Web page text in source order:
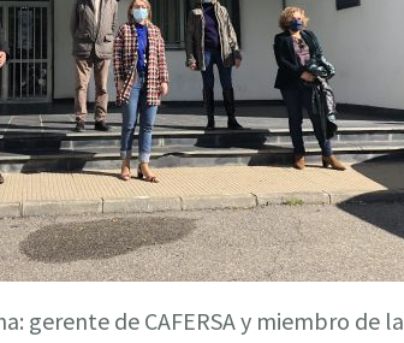
gerente de CAFERSA y miembro de la